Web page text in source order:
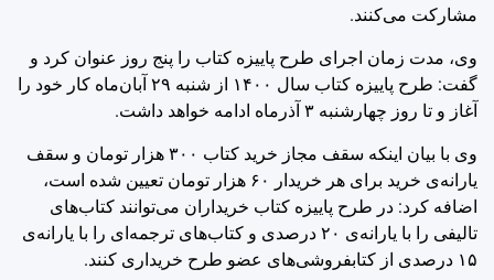
مشارکت می‌کنند.
وی، مدت زمان اجرای طرح پاییزه کتاب را پنج روز عنوان کرد و
گفت: طرح پاییزه کتاب سال ۱۴۰۰ از شنبه ۲۹ آبان‌ماه کار خود را
آغاز و تا روز چهارشنبه ۳ آذرماه ادامه خواهد داشت.
وی با بیان اینکه سقف مجاز خرید کتاب ۳۰۰ هزار تومان و سقف
یارانه‌ی خرید برای هر خریدار ۶۰ هزار تومان تعیین شده است،
اضافه کرد: در طرح پاییزه کتاب خریداران می‌توانند کتاب‌های
تالیفی را با یارانه‌ی ۲۰ درصدی و کتاب‌های ترجمه‌ای را با یارانه‌ی
۱۵ درصدی از کتابفروشی‌های عضو طرح خریداری کنند.